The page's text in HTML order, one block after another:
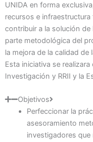
UNIDA en forma
recursos e
contribuir a la solución
parte metodológica del
la mejora de la calidad
Esta iniciativa se
Investigación y RRII y la
Objetivos
Perfeccionar la
asesoramiento
investigadores